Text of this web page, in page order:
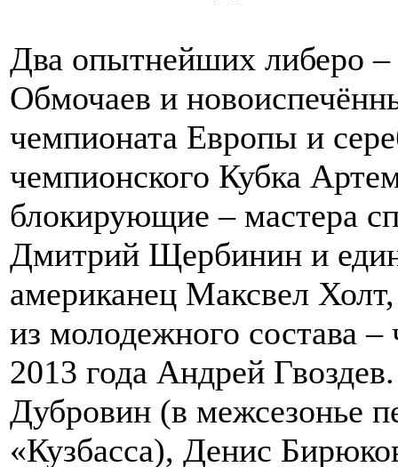
Два опытнейших либеро
Обмочаев и
чемпионата Европы и
чемпионского Кубка
блокирующие – мастера
Дмитрий Щербинин и
американец Максвел
из молодежного состава
2013 года Андрей
Дубровин (в межсезонье
«Кузбасса), Денис